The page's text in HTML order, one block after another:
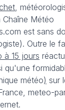
,
Météo
est sans
Outre le
à 15 jours
qu'une
météo) sur
meteo-